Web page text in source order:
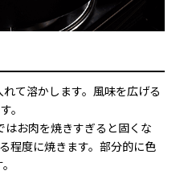
て溶かします。風味を広げる
。
お肉を焼きすぎると固くな
程度に焼きます。部分的に色